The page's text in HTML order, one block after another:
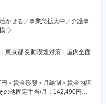
する際には必ず直営店からスタ
や社内規定を学び、企業理解を深
エリアの教育指定店舗）：実際
磨きます
かせる／事業急拡大中／介護事
模◇
業務全般】
業・医療事業・障がい福祉事業
て、「エリアマネージャー」と
東京都 受動喫煙対策：屋内全面
＜賃金形態＞月給制＜賃金内訳
他固定手当/月：142,490円固